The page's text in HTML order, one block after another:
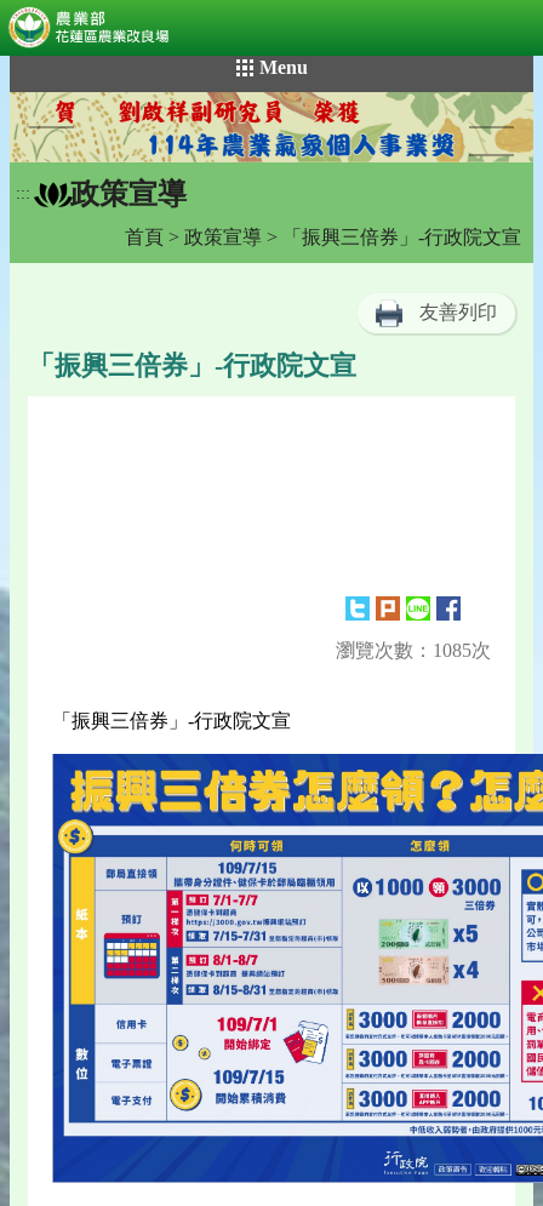
到
主
要
內
容
Menu
::: 政策宣導
首頁 > 政策宣導 > 「振興三倍券」-行政院文宣
友善列印
「振興三倍券」-行政院文宣
瀏覽次數：1085次
「振興三倍券」-行政院文宣